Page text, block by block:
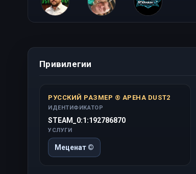
PiKeR AUDI100C4.BY KRoNeX
Привилегии
РУССКИЙ РАЗМЕР ® АРЕНА DUST2
ИДЕНТИФИКАТОР
STEAM_0:1:192786870
УСЛУГИ
Меценат ©